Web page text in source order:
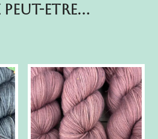
peut-etre…